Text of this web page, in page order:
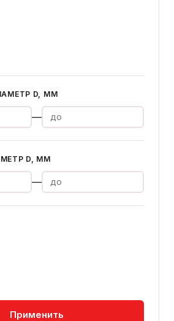
D, ММ
—
D, ММ
—
Применить